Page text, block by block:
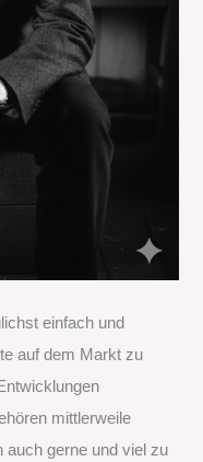
einfach und
auf dem Markt zu
mittlerweile
auch gerne und viel zu